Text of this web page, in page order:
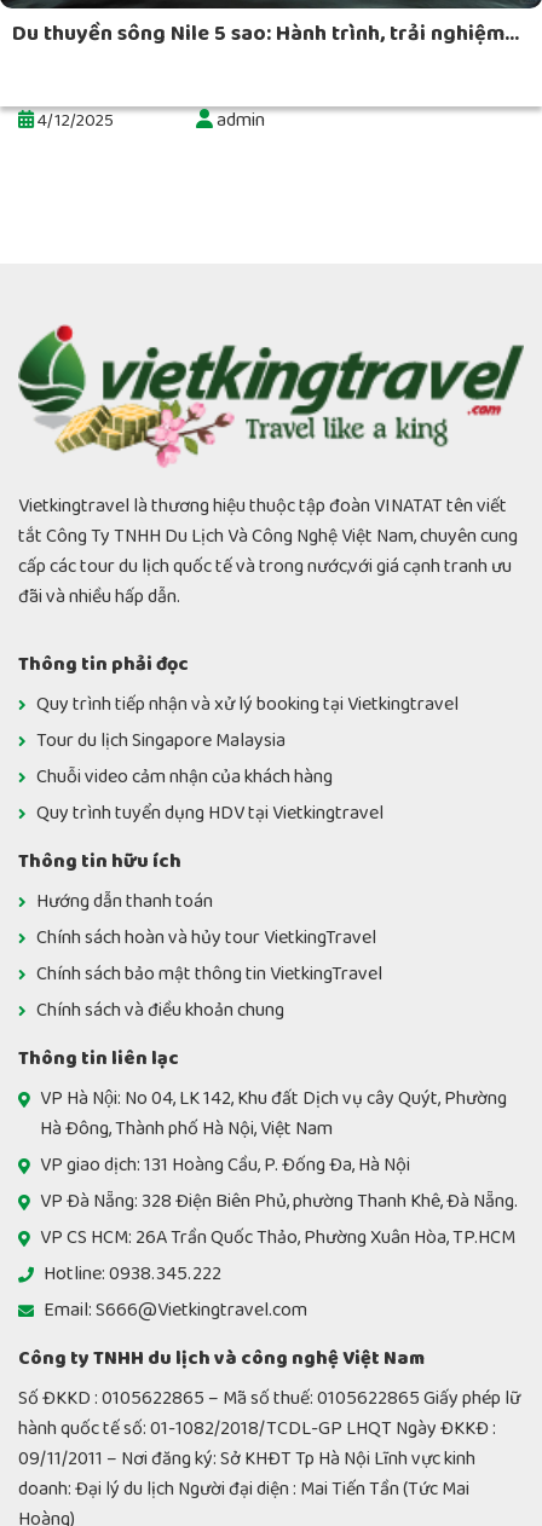
Du thuyền sông Nile 5 sao: Hành trình, trải nghiệm...
4/12/2025 admin
Vietkingtravel là thương hiệu thuộc tập đoàn VINATAT tên viết
tắt Công Ty TNHH Du Lịch Và Công Nghệ Việt Nam, chuyên cung
cấp các tour du lịch quốc tế và trong nước,với giá cạnh tranh ưu
đãi và nhiều hấp dẫn.
Thông tin phải đọc
Quy trình tiếp nhận và xử lý booking tại Vietkingtravel
Tour du lịch Singapore Malaysia
Chuỗi video cảm nhận của khách hàng
Quy trình tuyển dụng HDV tại Vietkingtravel
Thông tin hữu ích
Hướng dẫn thanh toán
Chính sách hoàn và hủy tour VietkingTravel
Chính sách bảo mật thông tin VietkingTravel
Chính sách và điều khoản chung
Thông tin liên lạc
VP Hà Nội: No 04, LK 142, Khu đất Dịch vụ cây Quýt, Phường
Hà Đông, Thành phố Hà Nội, Việt Nam
VP giao dịch: 131 Hoàng Cầu, P. Đống Đa, Hà Nội
VP Đà Nẵng: 328 Điện Biên Phủ, phường Thanh Khê, Đà Nẵng.
VP CS HCM: 26A Trần Quốc Thảo, Phường Xuân Hòa, TP.HCM
Hotline: 0938.345.222
Email: S666@Vietkingtravel.com
Công ty TNHH du lịch và công nghệ Việt Nam
Số ĐKKD : 0105622865 – Mã số thuế: 0105622865 Giấy phép lữ
hành quốc tế số: 01-1082/2018/TCDL-GP LHQT Ngày ĐKKĐ :
09/11/2011 – Nơi đăng ký: Sở KHĐT Tp Hà Nội Lĩnh vực kinh
doanh: Đại lý du lịch Người đại diện : Mai Tiến Tần (Tức Mai
Hoàng)